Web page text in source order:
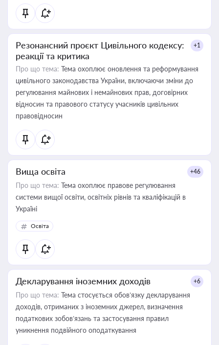
Резонансний проєкт Цивільного кодексу:
реакції та критика
+1
Про що тема: Тема охоплює оновлення та реформування
цивільного законодавства України, включаючи зміни до
регулювання майнових і немайнових прав, договірних
відносин та правового статусу учасників цивільних
правовідносин
Вища освіта +46
Про що тема: Тема охоплює правове регулювання
системи вищої освіти, освітніх рівнів та кваліфікацій в
Україні
Освіта
Декларування іноземних доходів +6
Про що тема: Тема стосується обов’язку декларування
доходів, отриманих з іноземних джерел, визначення
податкових зобов’язань та застосування правил
уникнення подвійного оподаткування